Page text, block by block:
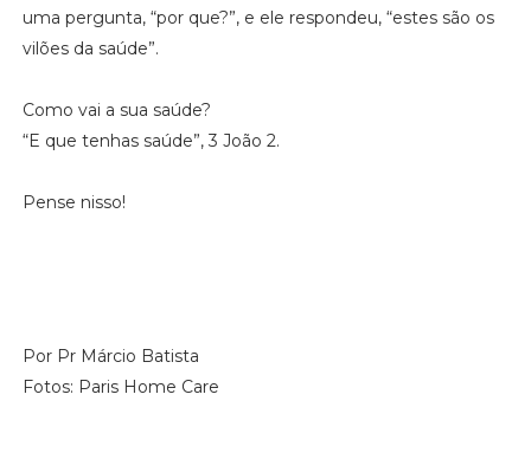
uma pergunta, “por que?”, e ele respondeu, “estes são os
vilões da saúde”.
Como vai a sua saúde?
“E que tenhas saúde”, 3 João 2.
Pense nisso!
Por Pr Márcio Batista
Fotos: Paris Home Care